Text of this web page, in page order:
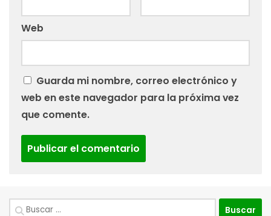
Web
Guarda mi nombre, correo electrónico y
web en este navegador para la próxima vez
que comente.
Buscar: